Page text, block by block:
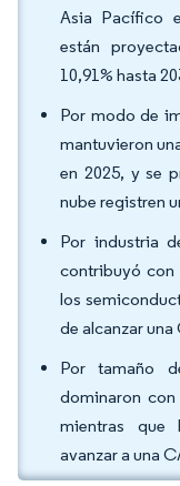
Asia Pacífico
están
10,91% hasta
Por modo de
mantuvieron
en 2025, y se
nube registren
Por industria
contribuyó con
los
de alcanzar una
Por tamaño
dominaron
mientras que
avanzar a una